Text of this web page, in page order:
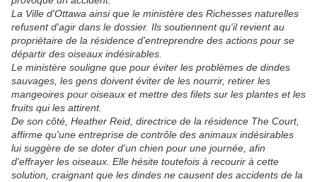
La Ville d'Ottawa ainsi que le ministère des Richesses naturelles
refusent d'agir dans le dossier. Ils soutiennent qu'il revient au
propriétaire de la résidence d'entreprendre des actions pour se
départir des oiseaux indésirables.
Le ministère souligne que pour éviter les problèmes de dindes
sauvages, les gens doivent éviter de les nourrir, retirer les
mangeoires pour oiseaux et mettre des filets sur les plantes et les
fruits qui les attirent.
De son côté, Heather Reid, directrice de la résidence The Court,
affirme qu'une entreprise de contrôle des animaux indésirables
lui suggère de se doter d'un chien pour une journée, afin
d'effrayer les oiseaux. Elle hésite toutefois à recourir à cette
solution, craignant que les dindes ne causent des accidents de la